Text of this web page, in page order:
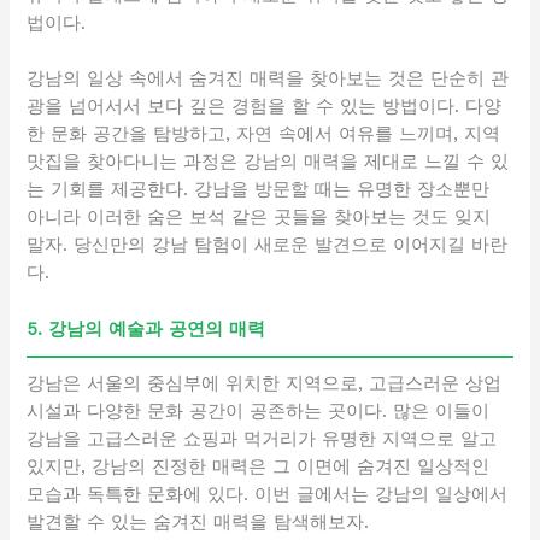
법이다.
강남의 일상 속에서 숨겨진 매력을 찾아보는 것은 단순히 관
광을 넘어서서 보다 깊은 경험을 할 수 있는 방법이다. 다양
한 문화 공간을 탐방하고, 자연 속에서 여유를 느끼며, 지역
맛집을 찾아다니는 과정은 강남의 매력을 제대로 느낄 수 있
는 기회를 제공한다. 강남을 방문할 때는 유명한 장소뿐만
아니라 이러한 숨은 보석 같은 곳들을 찾아보는 것도 잊지
말자. 당신만의 강남 탐험이 새로운 발견으로 이어지길 바란
다.
5. 강남의 예술과 공연의 매력
강남은 서울의 중심부에 위치한 지역으로, 고급스러운 상업
시설과 다양한 문화 공간이 공존하는 곳이다. 많은 이들이
강남을 고급스러운 쇼핑과 먹거리가 유명한 지역으로 알고
있지만, 강남의 진정한 매력은 그 이면에 숨겨진 일상적인
모습과 독특한 문화에 있다. 이번 글에서는 강남의 일상에서
발견할 수 있는 숨겨진 매력을 탐색해보자.